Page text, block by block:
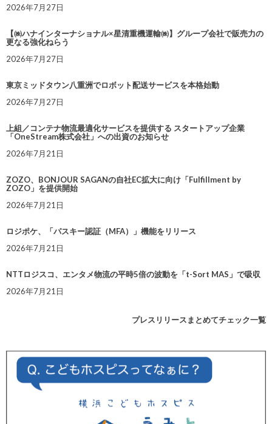
2026年7月27日
【㈱ハナインターナショナル×星清重機運輸㈱】グループ会社で販売力の
更なる強化ねらう
2026年7月27日
東京ミッドタウン八重洲でロボット配送サービスを本格始動
2026年7月27日
上組／コンテナ物流最適化サービスを提供する スタートアップ企業
「OneStream株式会社」への出資のお知らせ
2026年7月21日
ZOZO、BONJOUR SAGANの自社EC拡大に向け「Fulfillment by
ZOZO」を提供開始
2026年7月21日
ロジポケ、「パスキー認証（MFA）」機能をリリース
2026年7月21日
NTTロジスコ、エンタメ物流の平時5倍の波動を「t-Sort MAS」で吸収
2026年7月21日
プレスリリースまとめてチェック一覧